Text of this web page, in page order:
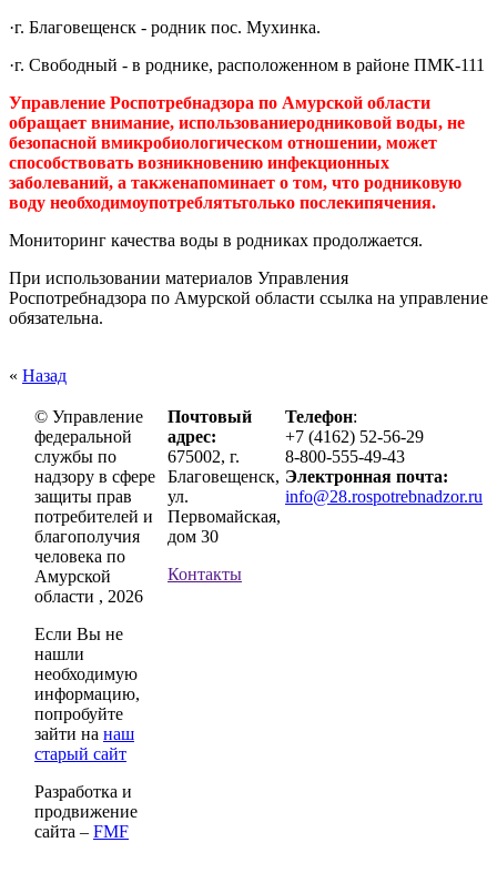
·г. Благовещенск - родник пос. Мухинка.
·г. Свободный - в роднике, расположенном в районе ПМК-111
Управление Роспотребнадзора по Амурской области
обращает внимание, использованиеродниковой воды, не
безопасной вмикробиологическом отношении, может
способствовать возникновению инфекционных
заболеваний, а такженапоминает о том, что родниковую
воду необходимоупотреблятьтолько послекипячения.
Мониторинг качества воды в родниках продолжается.
При использовании материалов Управления
Роспотребнадзора по Амурской области ссылка на управление
обязательна.
« Назад
© Управление
федеральной
службы по
надзору в сфере
защиты прав
потребителей и
благополучия
человека по
Амурской
области , 2026
Если Вы не
нашли
необходимую
информацию,
попробуйте
зайти на наш
старый сайт
Разработка и
продвижение
сайта – FMF
Почтовый
адрес:
675002, г.
Благовещенск,
ул.
Первомайская,
дом 30
Контакты
Телефон:
+7 (4162) 52-56-29
8-800-555-49-43
Электронная почта:
info@28.rospotrebnadzor.ru